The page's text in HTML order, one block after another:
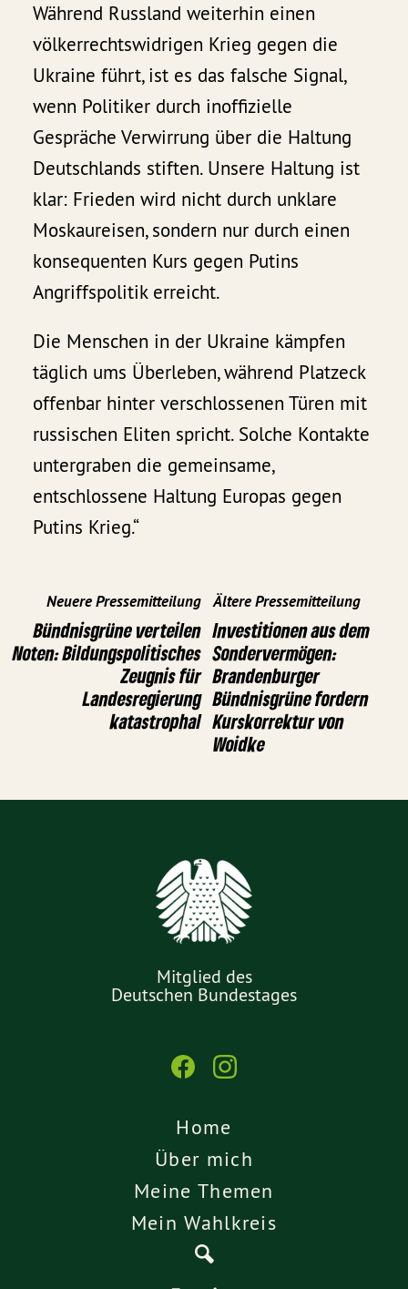
Während Russland weiterhin einen
völkerrechtswidrigen Krieg gegen die
Ukraine führt, ist es das falsche Signal,
wenn Politiker durch inoffizielle
Gespräche Verwirrung über die Haltung
Deutschlands stiften. Unsere Haltung ist
klar: Frieden wird nicht durch unklare
Moskaureisen, sondern nur durch einen
konsequenten Kurs gegen Putins
Angriffspolitik erreicht.
Die Menschen in der Ukraine kämpfen
täglich ums Überleben, während Platzeck
offenbar hinter verschlossenen Türen mit
russischen Eliten spricht. Solche Kontakte
untergraben die gemeinsame,
entschlossene Haltung Europas gegen
Putins Krieg.“
Neuere Pressemitteilung
Bündnisgrüne verteilen
Noten: Bildungspolitisches
Zeugnis für
Landesregierung
katastrophal
Ältere Pressemitteilung
Investitionen aus dem
Sondervermögen:
Brandenburger
Bündnisgrüne fordern
Kurskorrektur von
Woidke
Mitglied des
Deutschen Bundestages
Home
Über mich
Meine Themen
Mein Wahlkreis